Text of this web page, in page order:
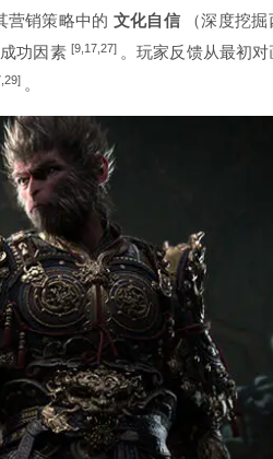
营销策略中的 文化自信
（深度挖
功因素 [9,17,27] 。玩家反馈从最初
。